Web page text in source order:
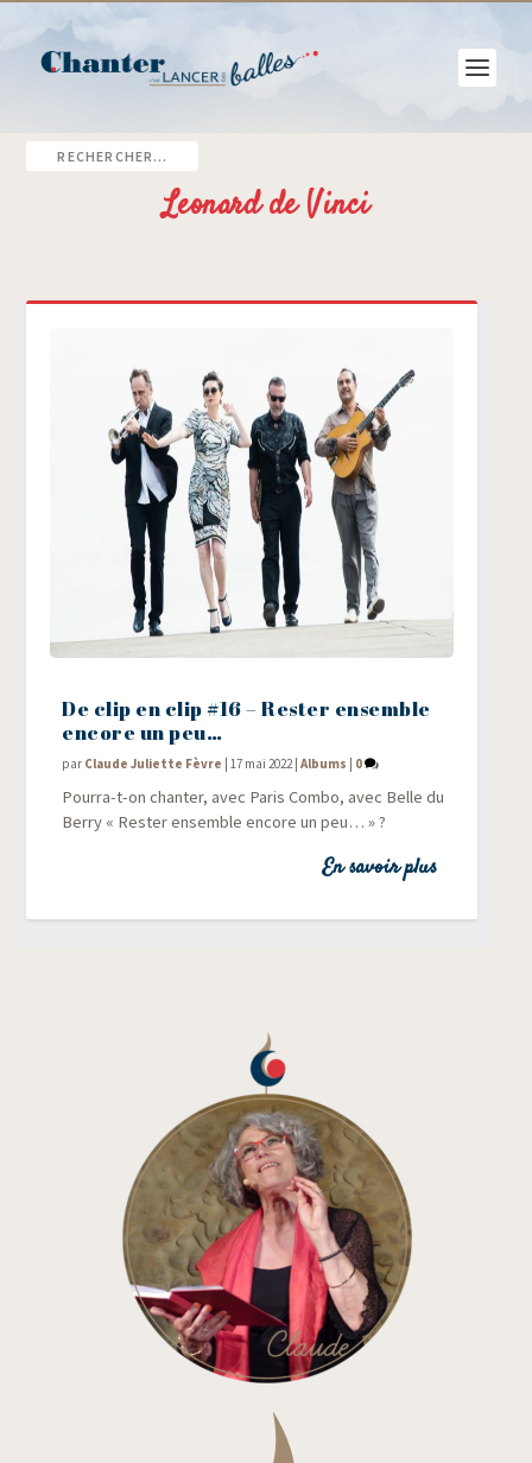
Leonard de Vinci
De clip en clip #16 – Rester ensemble
encore un peu…
par Claude Juliette Fèvre | 17 mai 2022 |Albums | 0
Pour­ra-t-on chan­ter, avec Paris Com­bo, avec Belle du
Ber­ry « Res­ter ensemble encore un peu… » ?
En savoir plus